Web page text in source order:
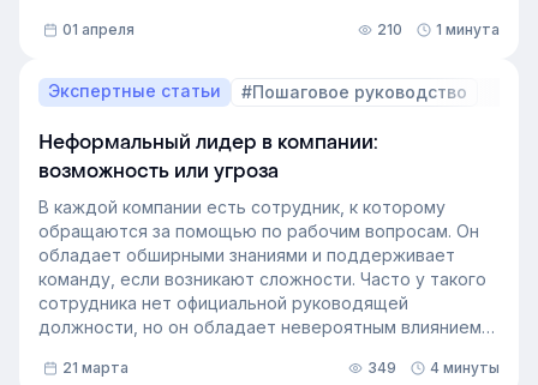
01 апреля 210 1 минута
Экспертные статьи #Пошаговое руководство
Неформальный лидер в компании:
возможность или угроза
В каждой компании есть сотрудник, к которому
обращаются за помощью по рабочим вопросам. Он
обладает обширными знаниями и поддерживает
команду, если возникают сложности. Часто у такого
сотрудника нет официальной руководящей
должности, но он обладает невероятным влиянием
неформальный лидер группы. У него есть авторитет
21 марта 349 4 минуты